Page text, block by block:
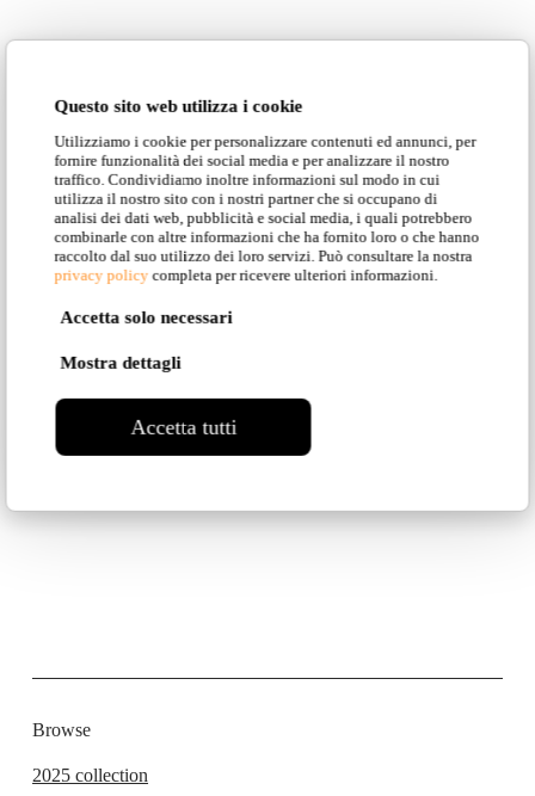
Questo sito web utilizza i cookie
Utilizziamo i cookie per personalizzare contenuti ed annunci, per
fornire funzionalità dei social media e per analizzare il nostro
traffico. Condividiamo inoltre informazioni sul modo in cui
utilizza il nostro sito con i nostri partner che si occupano di
analisi dei dati web, pubblicità e social media, i quali potrebbero
combinarle con altre informazioni che ha fornito loro o che hanno
raccolto dal suo utilizzo dei loro servizi. Può consultare la nostra
privacy policy completa per ricevere ulteriori informazioni.
Accetta solo necessari
Mostra dettagli
Accetta tutti
Browse
2025 collection